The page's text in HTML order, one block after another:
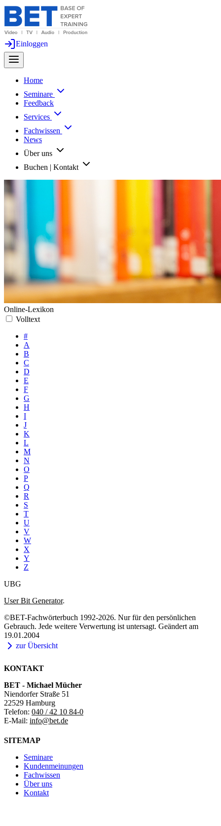
Einloggen
Home
Seminare
Feedback
Services
Fachwissen
News
Über uns
Buchen | Kontakt
Online-Lexikon
Volltext
#
A
B
C
D
E
F
G
H
I
J
K
L
M
N
O
P
Q
R
S
T
U
V
W
X
Y
Z
UBG
User Bit Generator.
©BET-Fachwörterbuch 1992-2026. Nur für den persönlichen
Gebrauch. Jede weitere Verwertung ist untersagt. Geändert am
19.01.2004
zur Übersicht
KONTAKT
BET - Michael Mücher
Niendorfer Straße 51
22529 Hamburg
Telefon: 040 / 42 10 84-0
E-Mail: info@bet.de
SITEMAP
Seminare
Kundenmeinungen
Fachwissen
Über uns
Kontakt